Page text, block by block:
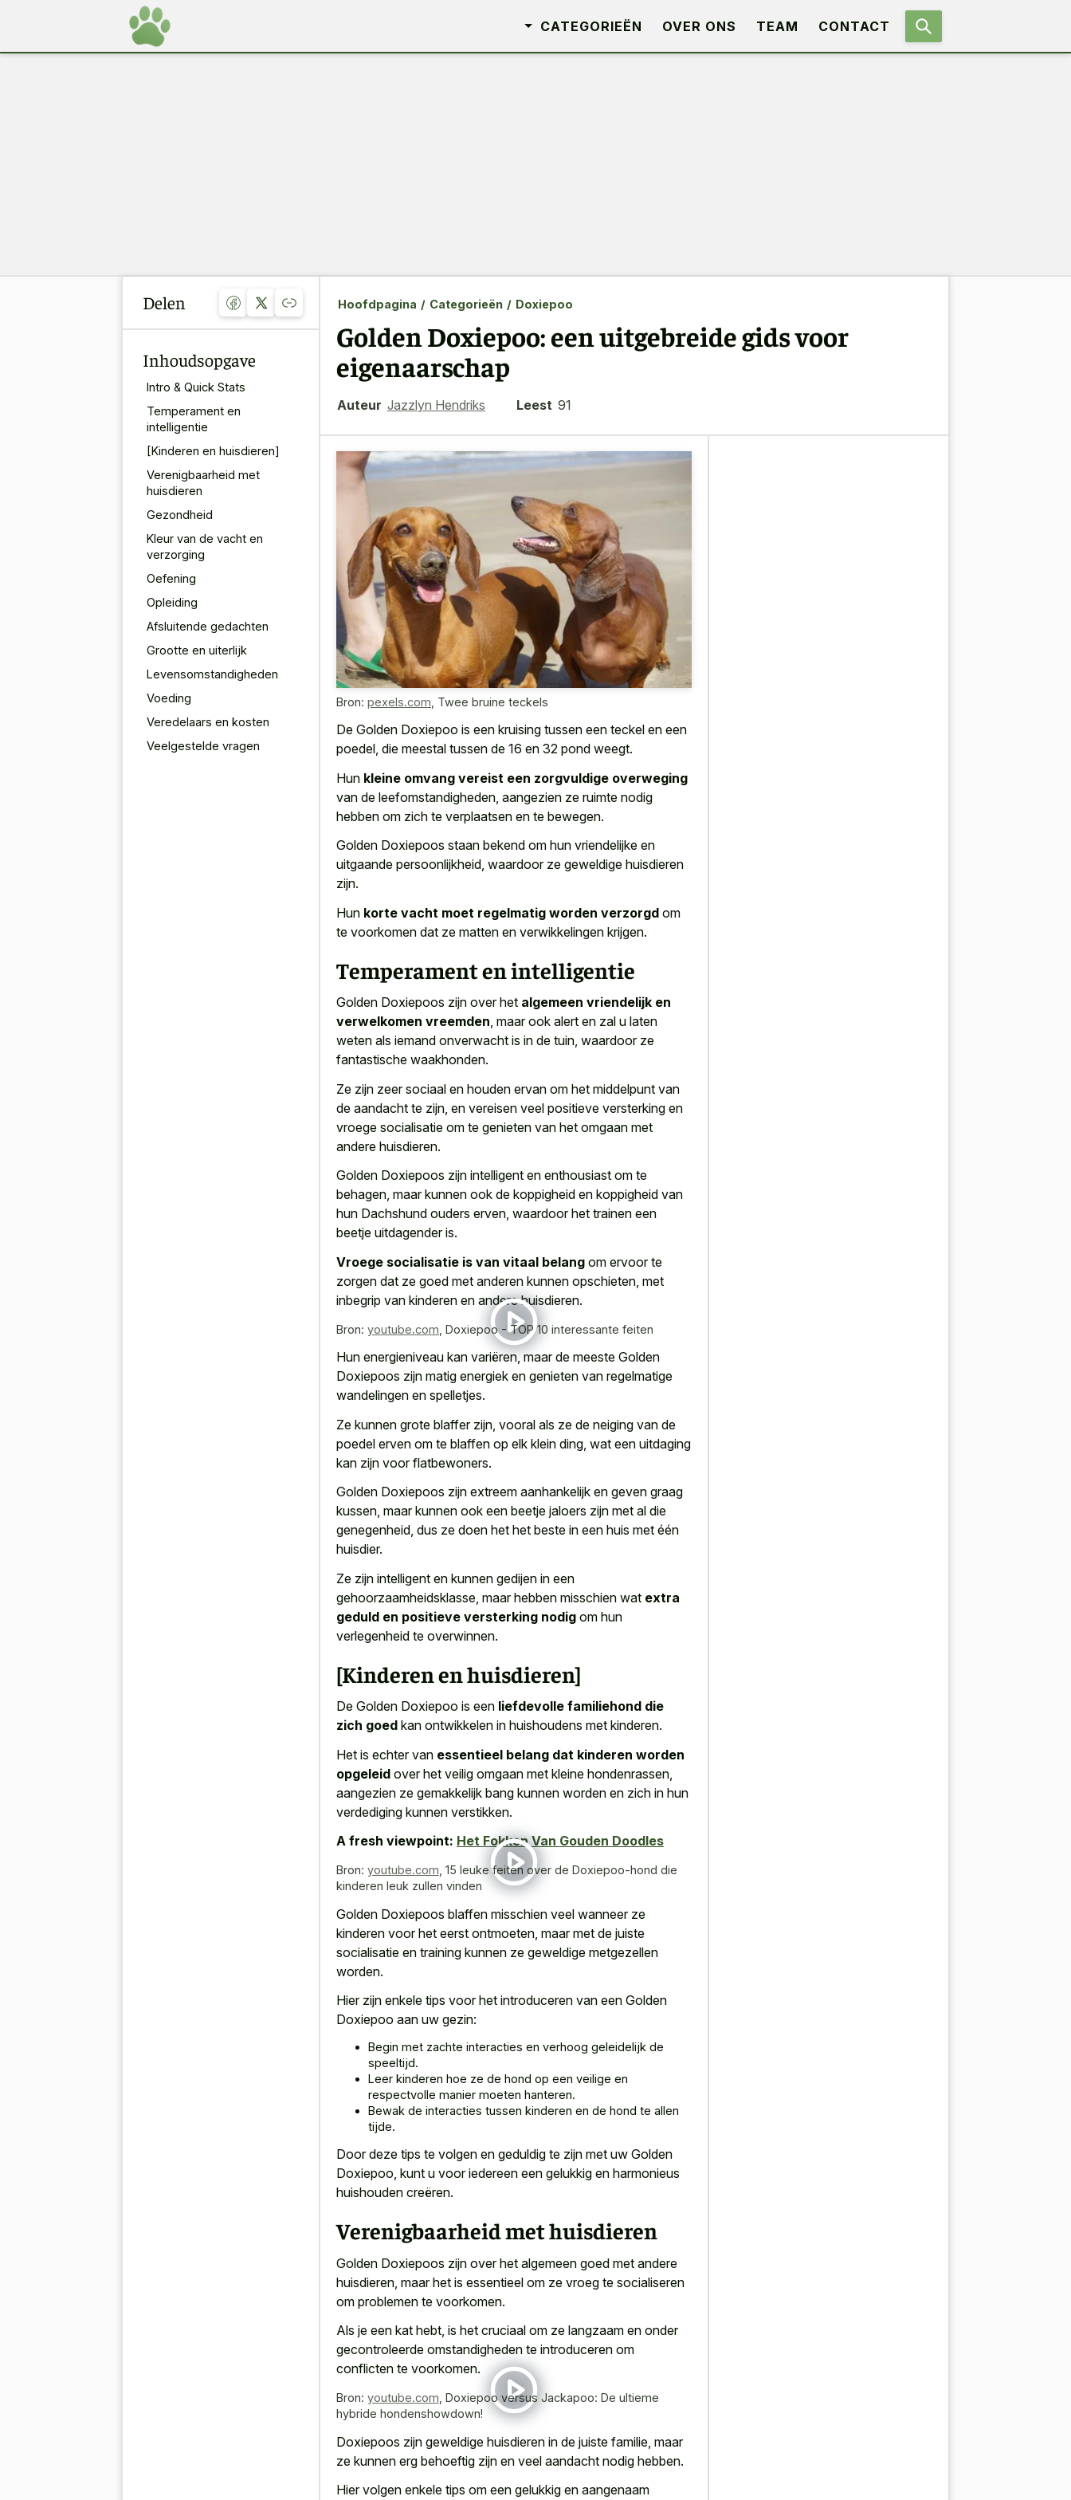
CATEGORIEËN OVER ONS TEAM CONTACT
Delen
Inhoudsopgave
Intro & Quick Stats
Temperament en
intelligentie
[Kinderen en huisdieren]
Verenigbaarheid met
huisdieren
Gezondheid
Kleur van de vacht en
verzorging
Oefening
Opleiding
Afsluitende gedachten
Grootte en uiterlijk
Levensomstandigheden
Voeding
Veredelaars en kosten
Veelgestelde vragen
Hoofdpagina / Categorieën / Doxiepoo
Golden Doxiepoo: een uitgebreide gids voor
eigenaarschap
Auteur Jazzlyn Hendriks Leest 91
Bron: pexels.com Twee bruine teckels
De Golden Doxiepoo is een kruising tussen een teckel en een
poedel, die meestal tussen de 16 en 32 pond weegt.
Hun kleine omvang vereist een zorgvuldige overweging
van de leefomstandigheden, aangezien ze ruimte nodig
hebben om zich te verplaatsen en te bewegen.
Golden Doxiepoos staan bekend om hun vriendelijke en
uitgaande persoonlijkheid, waardoor ze geweldige huisdieren
zijn.
Hun korte vacht moet regelmatig worden verzorgd om
te voorkomen dat ze matten en verwikkelingen krijgen.
Temperament en intelligentie
Golden Doxiepoos zijn over het algemeen vriendelijk en
verwelkomen vreemden, maar ook alert en zal u laten
weten als iemand onverwacht is in de tuin, waardoor ze
fantastische waakhonden.
Ze zijn zeer sociaal en houden ervan om het middelpunt van
de aandacht te zijn, en vereisen veel positieve versterking en
vroege socialisatie om te genieten van het omgaan met
andere huisdieren.
Golden Doxiepoos zijn intelligent en enthousiast om te
behagen, maar kunnen ook de koppigheid en koppigheid van
hun Dachshund ouders erven, waardoor het trainen een
beetje uitdagender is.
Vroege socialisatie is van vitaal belang om ervoor te
zorgen dat ze goed met anderen kunnen opschieten, met
inbegrip van kinderen en andere huisdieren.
Bron: youtube.com Doxiepoo - TOP 10 interessante feiten
Hun energieniveau kan variëren, maar de meeste Golden
Doxiepoos zijn matig energiek en genieten van regelmatige
wandelingen en spelletjes.
Ze kunnen grote blaffer zijn, vooral als ze de neiging van de
poedel erven om te blaffen op elk klein ding, wat een uitdaging
kan zijn voor flatbewoners.
Golden Doxiepoos zijn extreem aanhankelijk en geven graag
kussen, maar kunnen ook een beetje jaloers zijn met al die
genegenheid, dus ze doen het het beste in een huis met één
huisdier.
Ze zijn intelligent en kunnen gedijen in een
gehoorzaamheidsklasse, maar hebben misschien wat extra
geduld en positieve versterking nodig om hun
verlegenheid te overwinnen.
[Kinderen en huisdieren]
De Golden Doxiepoo is een liefdevolle familiehond die
zich goed kan ontwikkelen in huishoudens met kinderen.
Het is echter van essentieel belang dat kinderen worden
opgeleid over het veilig omgaan met kleine hondenrassen,
aangezien ze gemakkelijk bang kunnen worden en zich in hun
verdediging kunnen verstikken.
A fresh viewpoint: Het Fokken Van Gouden Doodles
Bron: youtube.com 15 leuke feiten over de Doxiepoo-hond die
kinderen leuk zullen vinden
Golden Doxiepoos blaffen misschien veel wanneer ze
kinderen voor het eerst ontmoeten, maar met de juiste
socialisatie en training kunnen ze geweldige metgezellen
worden.
Hier zijn enkele tips voor het introduceren van een Golden
Doxiepoo aan uw gezin:
Begin met zachte interacties en verhoog geleidelijk de
speeltijd.
Leer kinderen hoe ze de hond op een veilige en
respectvolle manier moeten hanteren.
Bewak de interacties tussen kinderen en de hond te allen
tijde.
Door deze tips te volgen en geduldig te zijn met uw Golden
Doxiepoo, kunt u voor iedereen een gelukkig en harmonieus
huishouden creëren.
Verenigbaarheid met huisdieren
Golden Doxiepoos zijn over het algemeen goed met andere
huisdieren, maar het is essentieel om ze vroeg te socialiseren
om problemen te voorkomen.
Als je een kat hebt, is het cruciaal om ze langzaam en onder
gecontroleerde omstandigheden te introduceren om
conflicten te voorkomen.
Bron: youtube.com Doxiepoo versus Jackapoo: De ultieme
hybride hondenshowdown!
Doxiepoos zijn geweldige huisdieren in de juiste familie , maar
ze kunnen erg behoeftig zijn en veel aandacht nodig hebben.
Hier volgen enkele tips om een gelukkig en aangenaam